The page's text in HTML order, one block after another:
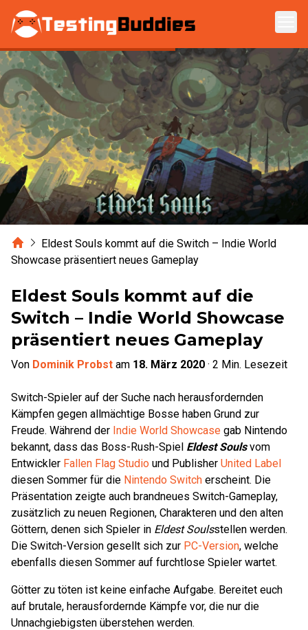
Zum Hauptinhalt springen
HomeEldest Souls kommt auf die Switch – Indie World
Showcase präsentiert neues Gameplay
Eldest Souls kommt auf die
Switch – Indie World Showcase
präsentiert neues Gameplay
Von Dominik Probst am 18. März 2020 · 2 Min. Lesezeit
Switch-Spieler auf der Suche nach herausfordernden
Kämpfen gegen allmächtige Bosse haben Grund zur
Freude. Während der Indie World Showcase gab Nintendo
bekannt, dass das Boss-Rush-Spiel Eldest Soulsvom
Entwickler Fallen Flag Studio und Publisher United Label
diesen Sommer für die Nintendo Switch erscheint. Die
Präsentation zeigte auch brandneues Switch-Gameplay,
zusätzlich zu neuen Regionen, Charakteren und den alten
Göttern, denen sich Spieler in Eldest Soulsstellen werden.
Die Switch-Version gesellt sich zur PC-Version, welche
ebenfalls diesen Sommer auf furchtlose Spieler wartet.
Götter zu töten ist keine einfache Aufgabe. Bereitet euch
auf brutale, herausfordernde Kämpfe vor, die nur die
Unnachgiebigsten überstehen werden.